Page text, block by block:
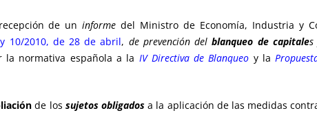
de uninforme del Ministro de Economía, Industria y
10/2010, de 28 de abril, de prevención delblanqueo de capitales
normativa española a la IV Directiva de Blanqueo y la
de los sujetos obligadosa la aplicación de las medidas